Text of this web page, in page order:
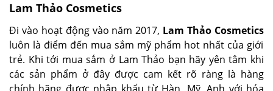
Lam Thảo Cosmetics
Đi vào hoạt động vào năm 2017, Lam Thảo Cosmetics
luôn là điểm đến mua sắm mỹ phẩm hot nhất của giới
trẻ. Khi tới mua sắm ở Lam Thảo bạn hãy yên tâm khi
các sản phẩm ở đây được cam kết rõ ràng là hàng